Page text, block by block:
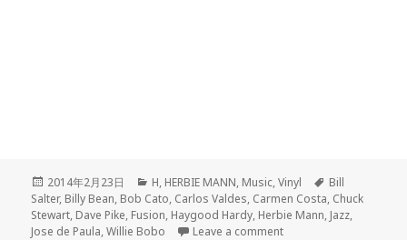
Posted
on
2014年2月23日 Categories
H, HERBIE MANN, Music,Vinyl Tags
Bill
Salter, Billy Bean, Bob Cato, Carlos Valdes, Carmen Costa, Chuck
Stewart, Dave Pike, Fusion, Haygood Hardy, Herbie Mann, Jazz,
Jose de Paula,Willie Bobo Leave a comment